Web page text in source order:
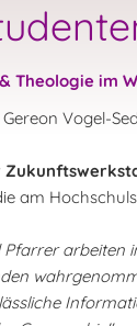
Theologie im
Vogel-
am
Pfarrer